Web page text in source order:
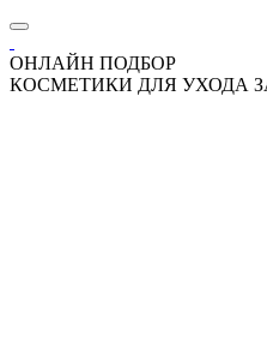
ОНЛАЙН ПОДБОР
КОСМЕТИКИ ДЛЯ УХОДА